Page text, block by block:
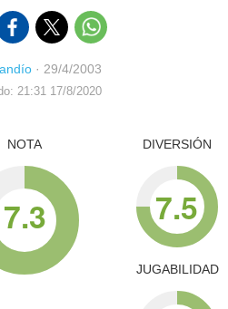
· 29/4/2003
21:31 17/8/2020
NOTA
7.3
DIVERSIÓN
7.5
JUGABILIDAD